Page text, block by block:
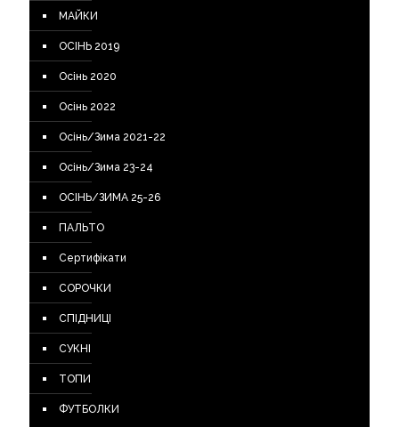
МАЙКИ
ОСІНЬ 2019
Осінь 2020
Осінь 2022
Осінь/Зима 2021-22
Осінь/Зима 23-24
ОСІНЬ/ЗИМА 25-26
ПАЛЬТО
Сертифікати
СОРОЧКИ
СПІДНИЦІ
СУКНІ
ТОПИ
ФУТБОЛКИ